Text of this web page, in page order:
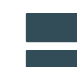
預金商品から探す